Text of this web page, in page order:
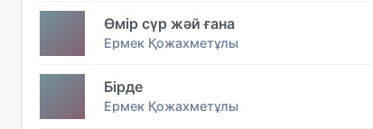
Өмір сүр жәй ғана
Ермек Қожахметұлы
Бірде
Ермек Қожахметұлы